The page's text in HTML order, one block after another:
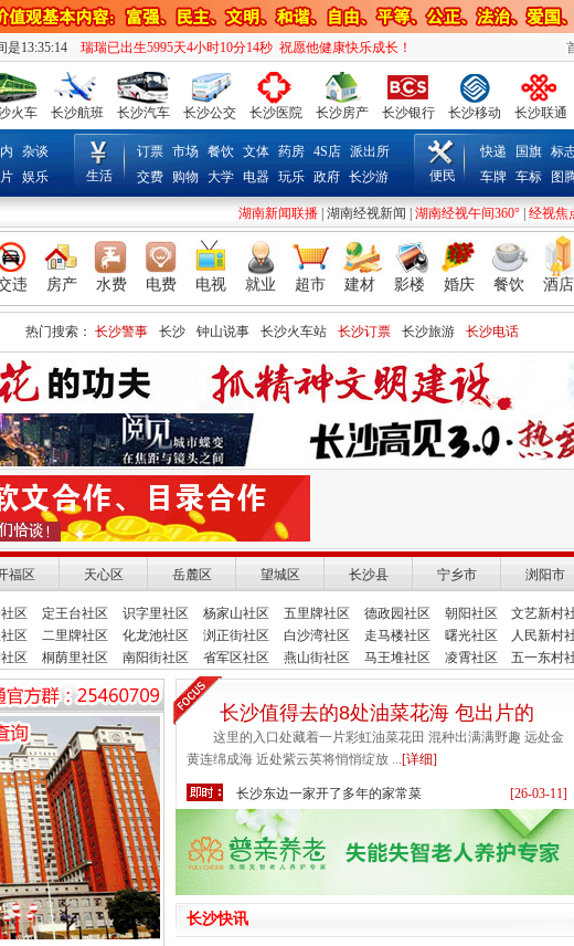
是13:35:16 瑞瑞已出生5995天4小时10分16秒 祝愿他健康快乐成长！
火车 长沙航班 长沙汽车 长沙公交 长沙医院 长沙房产 长沙银行 长沙移动 长沙联通
杂谈
娱乐 生活
订票 市场 餐饮 文体 药房 4S店 派出所
交费
购物 大学 电器 玩乐 政府 长沙游 便民
快递 国旗 标
车牌 车标 图
湖南新闻联播 湖南经视新闻 湖南经视午间360° 经视焦
违 房产 水费 电费 电视 就业 超市 建材 影楼 婚庆 餐饮 酒店
热门搜索： 长沙警事 长沙 钟山说事 长沙火车站 长沙订票 长沙旅游 长沙电话
福区 天心区 岳麓区 望城区 长沙县 宁乡市 浏阳市
区 定王台社区 识字里社区 杨家山社区 五里牌社区 德政园社区 朝阳社区
文艺新村
区 二里牌社区 化龙池社区 浏正街社区 白沙湾社区 走马楼社区 曙光社区
人民新村
区 桐荫里社区 南阳街社区 省军区社区 燕山街社区 马王堆社区 凌霄社区 五一东村
长沙值得去的8处油菜花海 包出片的
这里的入口处藏着一片彩虹油菜花田 混种出满满野趣 远处金
黄连绵成海 近处紫云英将悄悄绽放 ...[详细]
[26-03-11]
长沙东边一家开了多年的家常菜
[26-03-11]
长沙洞井一家开在居民楼里的长沙私房菜
[26-03-11]
长沙白沙路这家云南菜 值得去吃
[26-03-11]
长沙南边一家老牌湘粤菜餐厅
长沙东风路上一家很火的口味湘菜
长沙快讯